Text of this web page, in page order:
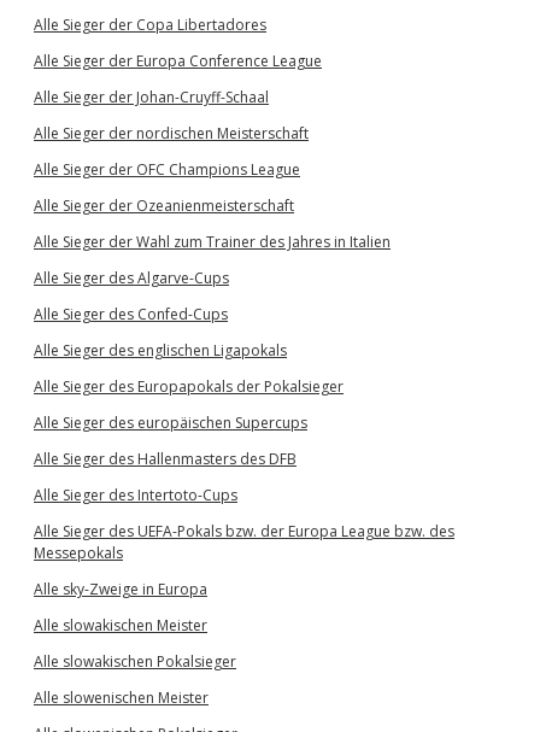
Alle Sieger der Copa Libertadores
Alle Sieger der Europa Conference League
Alle Sieger der Johan-Cruyff-Schaal
Alle Sieger der nordischen Meisterschaft
Alle Sieger der OFC Champions League
Alle Sieger der Ozeanienmeisterschaft
Alle Sieger der Wahl zum Trainer des Jahres in Italien
Alle Sieger des Algarve-Cups
Alle Sieger des Confed-Cups
Alle Sieger des englischen Ligapokals
Alle Sieger des Europapokals der Pokalsieger
Alle Sieger des europäischen Supercups
Alle Sieger des Hallenmasters des DFB
Alle Sieger des Intertoto-Cups
Alle Sieger des UEFA-Pokals bzw. der Europa League bzw. des
Messepokals
Alle sky-Zweige in Europa
Alle slowakischen Meister
Alle slowakischen Pokalsieger
Alle slowenischen Meister